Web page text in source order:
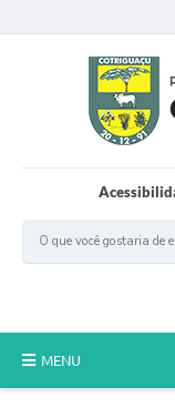
MENU